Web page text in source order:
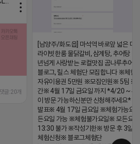
[남양주/화도읍] 마석역 바로앞 넓은 매
라이빗한룸 물닭갈비, 삼계탕, 추어탕 맛
년넘게 사랑받는 로컬맛집 곰나루추어
블로그, 릴스 체험단 모집합니다 ※체험
자유이용권 5만원 ※모집인원※ 5팀 ※
간※ 4월 17일 금요일 까지 *4/20 ~ 4/
이 방문 가능하신분만 신청해주세요* ※
발표※ 4월 17일 금요일 ※체험가능요
든요일 가능 ※체험불가요일※ 모든요
13:30 불가 ※작성기한※ 방문 후 3일
체험신청※ 블로그체험단
댓글:20개